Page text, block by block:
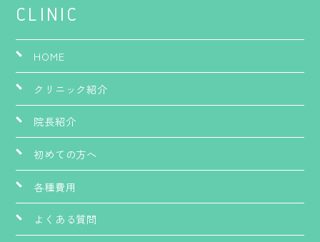
CLINIC
HOME
クリニック紹介
院長紹介
初めての方へ
各種費用
よくある質問